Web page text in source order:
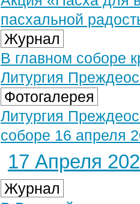
пасхальной
Журнал
В главном соборе
Литургия
Фотогалерея
Литургия
соборе 16 апреля
17 Апреля
Журнал